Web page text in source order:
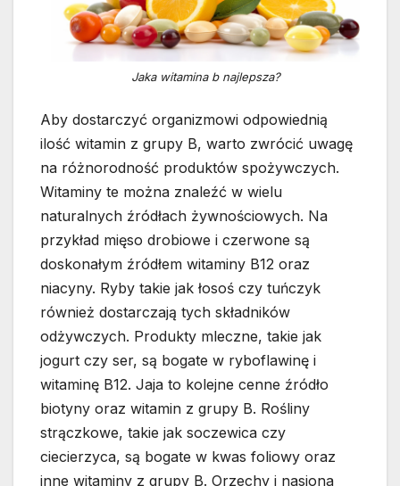
Jaka witamina b najlepsza?
Aby dostarczyć organizmowi odpowiednią
ilość witamin z grupy B, warto zwrócić uwagę
na różnorodność produktów spożywczych.
Witaminy te można znaleźć w wielu
naturalnych źródłach żywnościowych. Na
przykład mięso drobiowe i czerwone są
doskonałym źródłem witaminy B12 oraz
niacyny. Ryby takie jak łosoś czy tuńczyk
również dostarczają tych składników
odżywczych. Produkty mleczne, takie jak
jogurt czy ser, są bogate w ryboflawinę i
witaminę B12. Jaja to kolejne cenne źródło
biotyny oraz witamin z grupy B. Rośliny
strączkowe, takie jak soczewica czy
ciecierzyca, są bogate w kwas foliowy oraz
inne witaminy z grupy B. Orzechy i nasiona